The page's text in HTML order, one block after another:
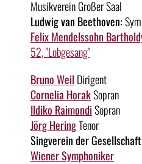
Musikverein Großer Saal
Ludwig van Beethoven:
Felix Mendelssohn
52, "Lobgesang"
Bruno Weil Dirigent
Cornelia HorakSopran
Ildiko RaimondiSopran
Jörg HeringTenor
Singverein der
Wiener Symphoniker